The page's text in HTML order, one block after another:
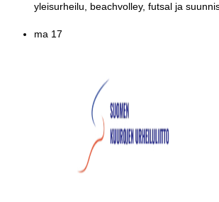
yleisurheilu, beachvolley, futsal ja
ma 17